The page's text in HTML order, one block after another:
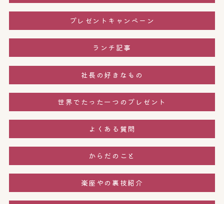
プレゼントキャンペーン
ランチ記事
社長の好きなもの
世界でたった一つのプレゼント
よくある質問
からだのこと
楽座やの裏技紹介